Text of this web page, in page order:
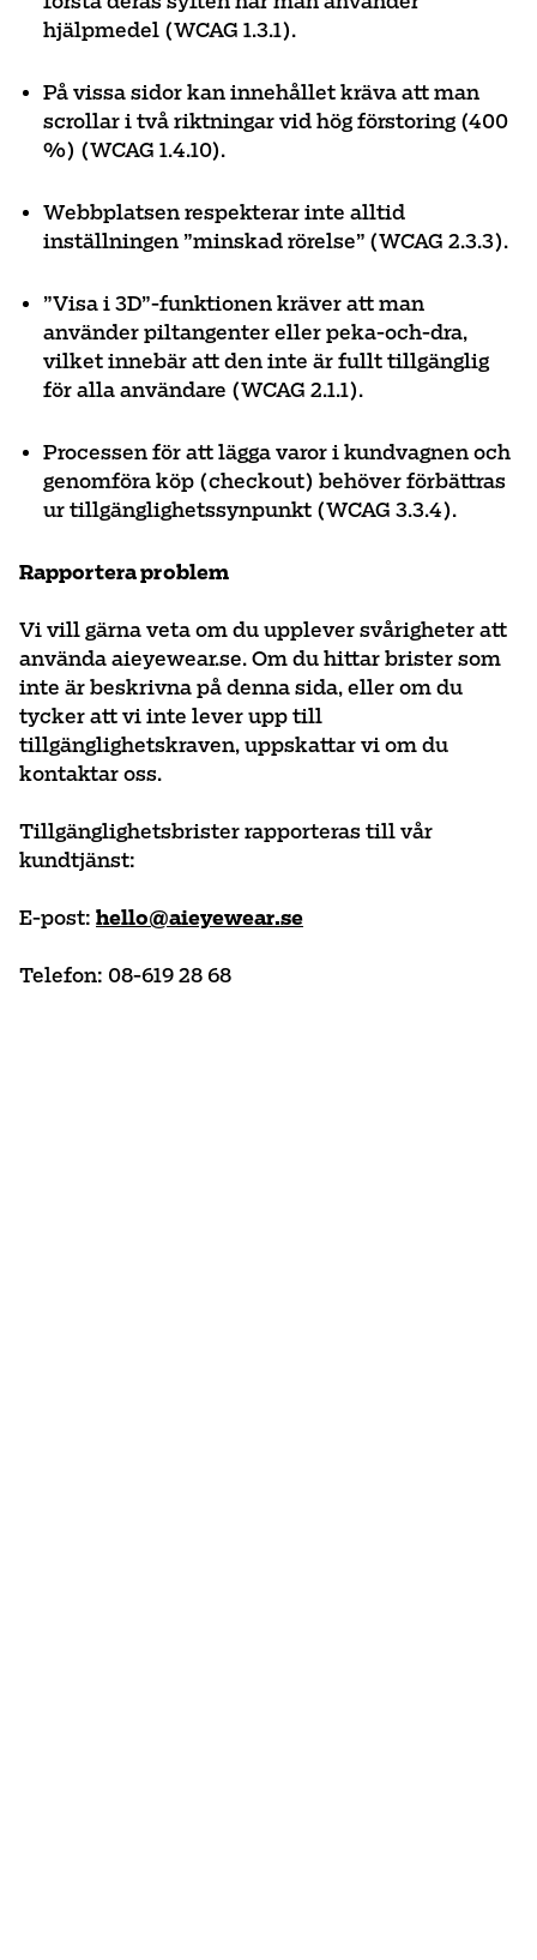
hjälpmedel (WCAG 1.3.1).
På vissa sidor kan innehållet kräva att man
scrollar i två riktningar vid hög förstoring (400
%) (WCAG 1.4.10).
Webbplatsen respekterar inte alltid
inställningen ”minskad rörelse” (WCAG 2.3.3).
”Visa i 3D”-funktionen kräver att man
använder piltangenter eller peka-och-dra,
vilket innebär att den inte är fullt tillgänglig
för alla användare (WCAG 2.1.1).
Processen för att lägga varor i kundvagnen och
genomföra köp (checkout) behöver förbättras
ur tillgänglighetssynpunkt (WCAG 3.3.4).
Rapportera problem
Vi vill gärna veta om du upplever svårigheter att
använda aieyewear.se. Om du hittar brister som
inte är beskrivna på denna sida, eller om du
tycker att vi inte lever upp till
tillgänglighetskraven, uppskattar vi om du
kontaktar oss.
Tillgänglighetsbrister rapporteras till vår
kundtjänst:
E-post: hello@aieyewear.se
Telefon: 08-619 28 68